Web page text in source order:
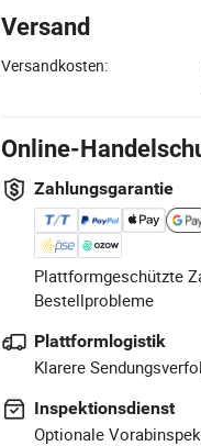
Versand
Versandkosten:
Online-
Zahlungsgarantie
Plattformgeschützte
Bestellprobleme
Plattformlogistik
Klarere
Inspektionsdienst
Optionale